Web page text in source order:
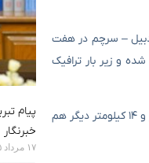
اردبیل – سرچم در هفت
و به تدریج تکمیل شده و زیر بار ترافیک
وی ادامه داد: ۳۵ کیلومتر در دست اجرا در این بزرگراه مربوط به قطعات سه ، چهار و هفت است که در ماه‌های گذشته ۱۱ کیلومتر آن در قطعه چهار و ۱۴ کیلومتر دیگر هم
پیام
خبرنگار
۱۷ مرداد ۱۴۰۵